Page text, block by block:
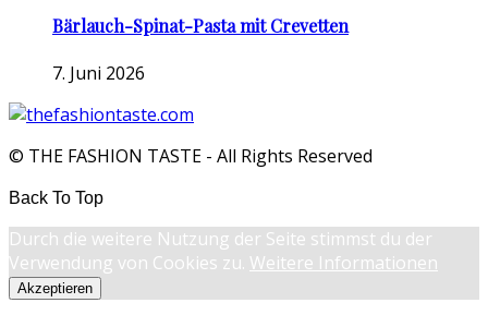
Bärlauch-Spinat-Pasta mit Crevetten
7. Juni 2026
© THE FASHION TASTE - All Rights Reserved
Back To Top
Durch die weitere Nutzung der Seite stimmst du der
Verwendung von Cookies zu. Weitere Informationen
Akzeptieren